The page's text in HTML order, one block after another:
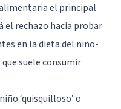
el principal
el rechazo hacia probar
en la dieta del niño-
suele consumir
‘quisquilloso’ o